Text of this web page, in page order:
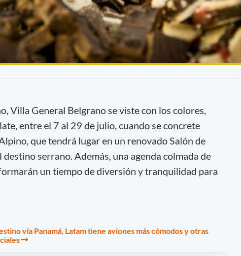
Villa General Belgrano se viste con los colores,
entre el 7 al 29 de julio, cuando se concrete
que tendrá lugar en un renovado Salón de
serrano. Además, una agenda colmada de
un tiempo de diversión y tranquilidad para
vía Panamá, Latam tiene aviones más cómodos y otras